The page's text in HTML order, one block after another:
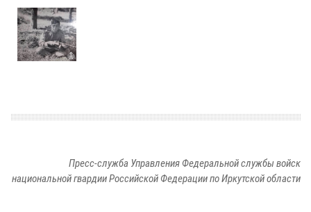
Пресс-служба Управления Федеральной службы войск
национальной гвардии Российской Федерации по Иркутской области